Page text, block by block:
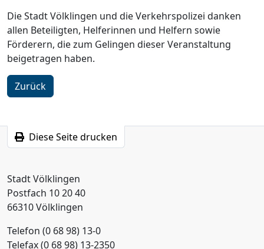
Die Stadt Völklingen und die Verkehrspolizei danken
allen Beteiligten, Helferinnen und Helfern sowie
Förderern, die zum Gelingen dieser Veranstaltung
beigetragen haben.
Zurück
Diese Seite drucken
Stadt Völklingen
Postfach 10 20 40
66310 Völklingen
Telefon (0 68 98) 13-0
Telefax (0 68 98) 13-2350